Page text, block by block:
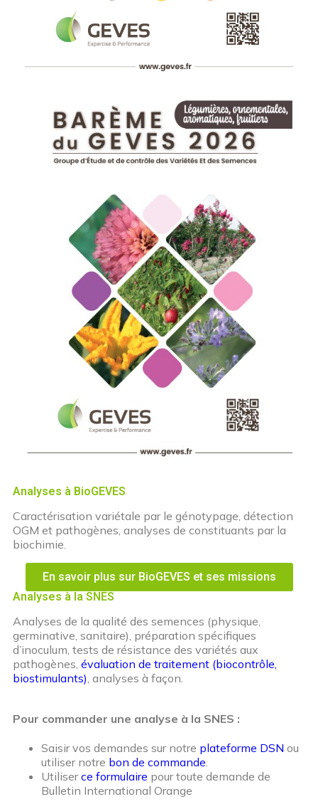
Analyses à BioGEVES
Caractérisation variétale par le génotypage, détection
OGM et pathogènes, analyses de constituants par la
biochimie.
En savoir plus sur BioGEVES et ses missions
Analyses à la SNES
Analyses de la qualité des semences (physique,
germinative, sanitaire), préparation spécifiques
d’inoculum, tests de résistance des variétés aux
pathogènes, évaluation de traitement (biocontrôle,
biostimulants) , analyses à façon.
Pour commander une analyse à la SNES :
Saisir vos demandes sur notre plateforme DSN ou
utiliser notre bon de commande.
Utiliserce formulaire pour toute demande de
Bulletin International Orange